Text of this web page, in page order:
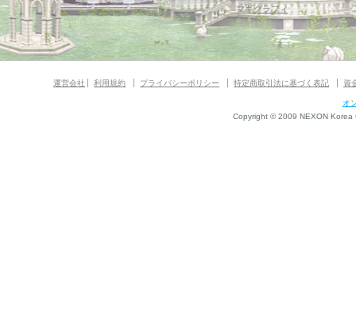
マギグラフィ
運営会社 利用規約 プライバシーポリシー 特定商取引法に基づく表記 資
オ
Copyright © 2009 NEXON Korea